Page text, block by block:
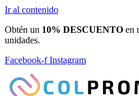
Ir al contenido
Obtén un 10% DESCUENTO en
unidades.
Facebook-f Instagram